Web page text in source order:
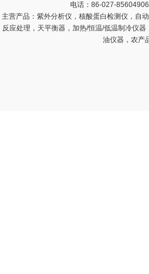
电话：86-027-
主营产品： 紫外分析仪，核酸蛋白检测仪，自
反应处理，天平衡器，加热/恒温/低温制冷仪
油仪器，农产